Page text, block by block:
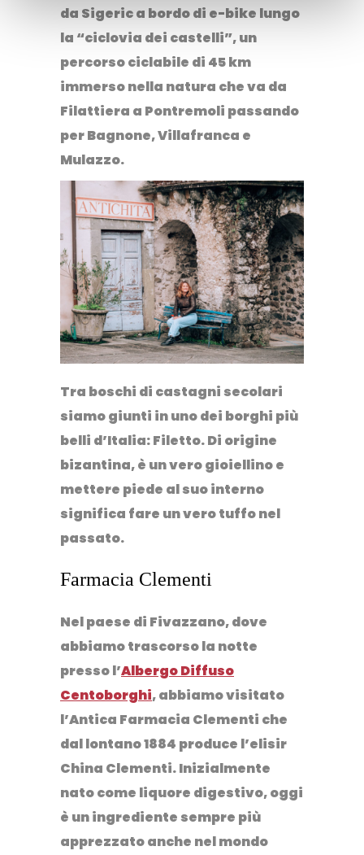
da Sigeric a bordo di e-bike lungo
la “ciclovia dei castelli”, un
percorso ciclabile di 45 km
immerso nella natura che va da
Filattiera a Pontremoli passando
per Bagnone, Villafranca e
Mulazzo.
Tra boschi di castagni secolari
siamo giunti in uno dei borghi più
belli d’Italia:Filetto. Di origine
bizantina, è un vero gioiellino e
mettere piede al suo interno
significa fare un vero tuffo nel
passato.
Farmacia Clementi
Nel paese di Fivazzano, dove
abbiamo trascorso la notte
presso l’Albergo Diffuso
Centoborghi, abbiamo visitato
l’Antica Farmacia Clementi che
dal lontano 1884 produce l’elisir
China Clementi. Inizialmente
nato come liquore digestivo, oggi
è un ingrediente sempre più
apprezzato anche nel mondo